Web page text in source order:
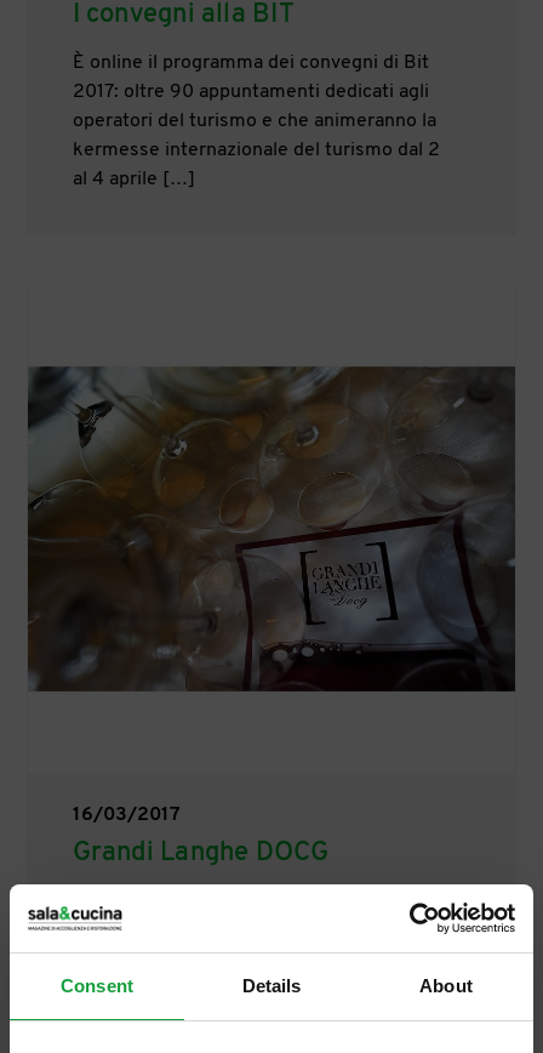
Consent Details About
I convegni alla BIT
È online il programma dei convegni di Bit
2017: oltre 90 appuntamenti dedicati agli
operatori del turismo e che animeranno la
kermesse internazionale del turismo dal 2
al 4 aprile […]
16/03/2017
Grandi Langhe DOCG
Dal 2 al 4 aprile 2017 infatti torna per la
terza volta l’appuntamento con Grandi
Langhe DOCG, la manifestazione a cadenza
biennale organizzata dal Consorzio di Tutela
Barolo […]